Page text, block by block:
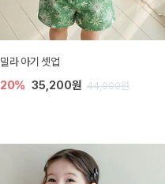
밀라 아기 셋업
20% 35,200원 44,000원